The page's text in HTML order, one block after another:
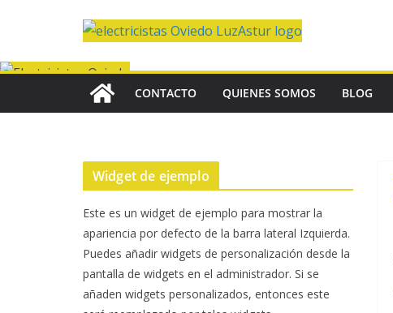
CONTACTO QUIENES SOMOS BLOG
Widget de ejemplo
Este es un widget de ejemplo para mostrar la
apariencia por defecto de la barra lateral Izquierda.
Puedes añadir widgets de personalización desde la
pantalla de widgets en el administrador. Si se
añaden widgets personalizados, entonces este